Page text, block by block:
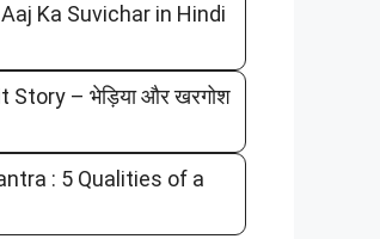
Ka Suvichar in Hindi
Story – भेड़िया और खरगोश
: 5 Qualities of a